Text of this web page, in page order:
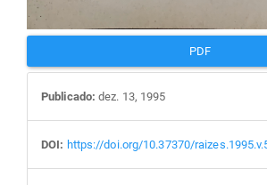
PDF
Publicado: dez. 13, 1995
DOI: https://doi.org/10.37370/